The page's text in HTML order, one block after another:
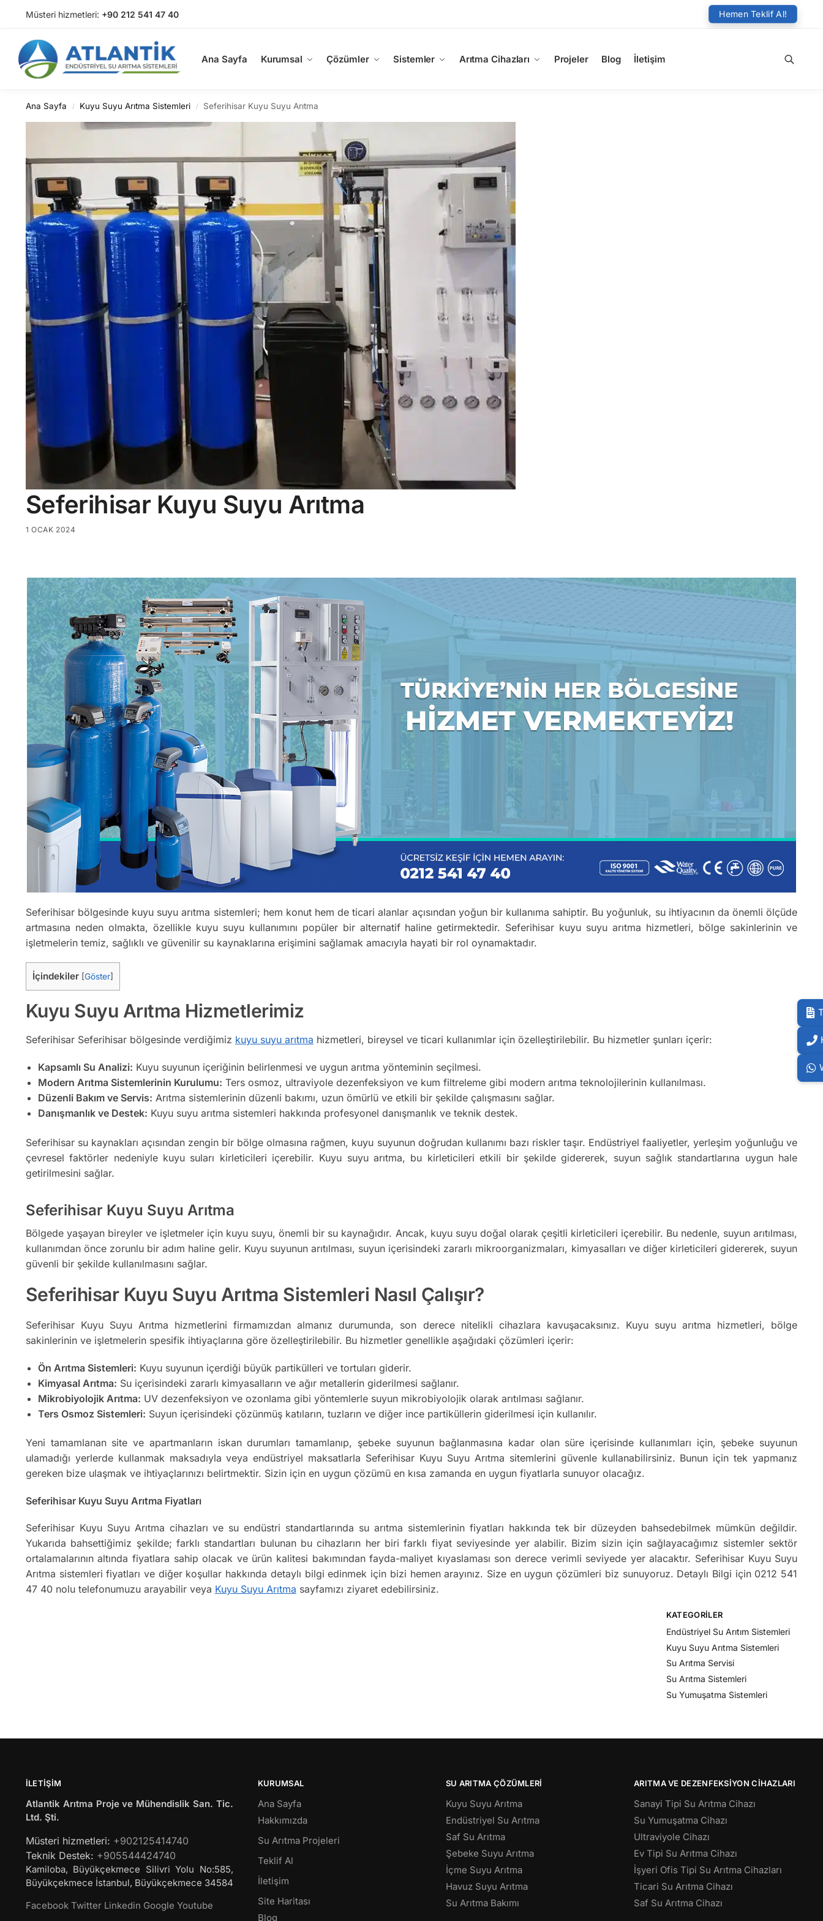
Müsteri hizmetleri: +90 212 541 47 40 Hemen Teklif Al!
Ana Sayfa Kurumsal Çözümler Sistemler Arıtma Cihazları Projeler Blog İletişim
Arama
Ara
Ana Sayfa / Kuyu Suyu Arıtma Sistemleri / Seferihisar Kuyu Suyu Arıtma
Seferihisar Kuyu Suyu Arıtma
1 OCAK 2024
Seferihisar bölgesinde kuyu suyu arıtma sistemleri; hem konut hem de ticari alanlar açısından yoğun bir kullanıma sahiptir. Bu yoğunluk, su ihtiyacının da önemli ölçüde
artmasına neden olmakta, özellikle kuyu suyu kullanımını popüler bir alternatif haline getirmektedir. Seferihisar kuyu suyu arıtma hizmetleri, bölge sakinlerinin ve
işletmelerin temiz, sağlıklı ve güvenilir su kaynaklarına erişimini sağlamak amacıyla hayati bir rol oynamaktadır.
İçindekiler [Göster]
Kuyu Suyu Arıtma Hizmetlerimiz
Seferihisar Seferihisar bölgesinde verdiğimiz kuyu suyu arıtma hizmetleri, bireysel ve ticari kullanımlar için özelleştirilebilir. Bu hizmetler şunları içerir:
Kapsamlı Su Analizi: Kuyu suyunun içeriğinin belirlenmesi ve uygun arıtma yönteminin seçilmesi.
Modern Arıtma Sistemlerinin Kurulumu: Ters osmoz, ultraviyole dezenfeksiyon ve kum filtreleme gibi modern arıtma teknolojilerinin kullanılması.
Düzenli Bakım ve Servis: Arıtma sistemlerinin düzenli bakımı, uzun ömürlü ve etkili bir şekilde çalışmasını sağlar.
Danışmanlık ve Destek: Kuyu suyu arıtma sistemleri hakkında profesyonel danışmanlık ve teknik destek.
Seferihisar su kaynakları açısından zengin bir bölge olmasına rağmen, kuyu suyunun doğrudan kullanımı bazı riskler taşır. Endüstriyel faaliyetler, yerleşim yoğunluğu ve
çevresel faktörler nedeniyle kuyu suları kirleticileri içerebilir. Kuyu suyu arıtma, bu kirleticileri etkili bir şekilde gidererek, suyun sağlık standartlarına uygun hale
getirilmesini sağlar.
Seferihisar Kuyu Suyu Arıtma
Bölgede yaşayan bireyler ve işletmeler için kuyu suyu, önemli bir su kaynağıdır. Ancak, kuyu suyu doğal olarak çeşitli kirleticileri içerebilir. Bu nedenle, suyun arıtılması,
kullanımdan önce zorunlu bir adım haline gelir. Kuyu suyunun arıtılması, suyun içerisindeki zararlı mikroorganizmaları, kimyasalları ve diğer kirleticileri gidererek, suyun
güvenli bir şekilde kullanılmasını sağlar.
Seferihisar Kuyu Suyu Arıtma Sistemleri Nasıl Çalışır?
Seferihisar Kuyu Suyu Arıtma hizmetlerini firmamızdan almanız durumunda, son derece nitelikli cihazlara kavuşacaksınız. Kuyu suyu arıtma hizmetleri, bölge
sakinlerinin ve işletmelerin spesifik ihtiyaçlarına göre özelleştirilebilir. Bu hizmetler genellikle aşağıdaki çözümleri içerir:
Ön Arıtma Sistemleri: Kuyu suyunun içerdiği büyük partikülleri ve tortuları giderir.
Kimyasal Arıtma: Su içerisindeki zararlı kimyasalların ve ağır metallerin giderilmesi sağlanır.
Mikrobiyolojik Arıtma: UV dezenfeksiyon ve ozonlama gibi yöntemlerle suyun mikrobiyolojik olarak arıtılması sağlanır.
Ters Osmoz Sistemleri: Suyun içerisindeki çözünmüş katıların, tuzların ve diğer ince partiküllerin giderilmesi için kullanılır.
Yeni tamamlanan site ve apartmanların iskan durumları tamamlanıp, şebeke suyunun bağlanmasına kadar olan süre içerisinde kullanımları için, şebeke suyunun
ulamadığı yerlerde kullanmak maksadıyla veya endüstriyel maksatlarla Seferihisar Kuyu Suyu Arıtma sitemlerini güvenle kullanabilirsiniz. Bunun için tek yapmanız
gereken bize ulaşmak ve ihtiyaçlarınızı belirtmektir. Sizin için en uygun çözümü en kısa zamanda en uygun fiyatlarla sunuyor olacağız.
Seferihisar Kuyu Suyu Arıtma Fiyatları
Seferihisar Kuyu Suyu Arıtma cihazları ve su endüstri standartlarında su arıtma sistemlerinin fiyatları hakkında tek bir düzeyden bahsedebilmek mümkün değildir.
Yukarıda bahsettiğimiz şekilde; farklı standartları bulunan bu cihazların her biri farklı fiyat seviyesinde yer alabilir. Bizim sizin için sağlayacağımız sistemler sektör
ortalamalarının altında fiyatlara sahip olacak ve ürün kalitesi bakımından fayda-maliyet kıyaslaması son derece verimli seviyede yer alacaktır. Seferihisar Kuyu Suyu
Arıtma sistemleri fiyatları ve diğer koşullar hakkında detaylı bilgi edinmek için bizi hemen arayınız. Size en uygun çözümleri biz sunuyoruz. Detaylı Bilgi için 0212 541
47 40 nolu telefonumuzu arayabilir veya Kuyu Suyu Arıtma sayfamızı ziyaret edebilirsiniz.
KATEGORILER
Endüstriyel Su Arıtım Sistemleri
Kuyu Suyu Arıtma Sistemleri
Su Arıtma Servisi
Su Arıtma Sistemleri
Su Yumuşatma Sistemleri
İLETIŞIM
Atlantik Arıtma Proje ve Mühendislik San. Tic.
Ltd. Şti.
Müsteri hizmetleri: +902125414740
Teknik Destek: +905544424740
Kamiloba, Büyükçekmece Silivri Yolu No:585,
Büyükçekmece İstanbul, Büyükçekmece 34584
Facebook Twitter Linkedin Google Youtube
KURUMSAL
Ana Sayfa
Hakkımızda
Su Arıtma Projeleri
Teklif Al
İletişim
Site Haritası
Blog
SU ARITMA ÇÖZÜMLERI
Kuyu Suyu Arıtma
Endüstriyel Su Arıtma
Saf Su Arıtma
Şebeke Suyu Arıtma
İçme Suyu Arıtma
Havuz Suyu Arıtma
Su Arıtma Bakımı
ARITMA VE DEZENFEKSIYON CIHAZLARI
Sanayi Tipi Su Arıtma Cihazı
Su Yumuşatma Cihazı
Ultraviyole Cihazı
Ev Tipi Su Arıtma Cihazı
İşyeri Ofis Tipi Su Arıtma Cihazları
Ticari Su Arıtma Cihazı
Saf Su Arıtma Cihazı